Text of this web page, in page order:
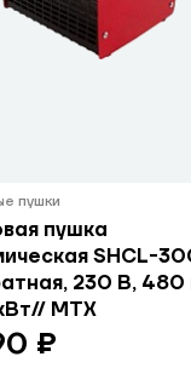
пушки
пушка
SHCL-
230 В,
MTX
₽